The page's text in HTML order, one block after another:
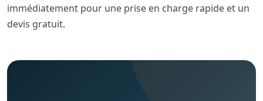
immédiatement pour une prise en charge rapide et un
devis gratuit.